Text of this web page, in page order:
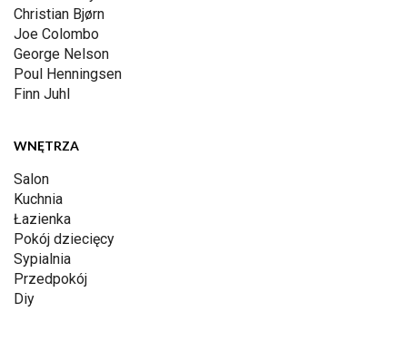
Christian Bjørn
Joe Colombo
George Nelson
Poul Henningsen
Finn Juhl
WNĘTRZA
Salon
Kuchnia
Łazienka
Pokój dziecięcy
Sypialnia
Przedpokój
Diy